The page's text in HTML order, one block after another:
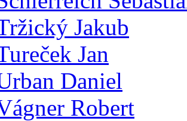
Jakub
Jan
Daniel
Robert